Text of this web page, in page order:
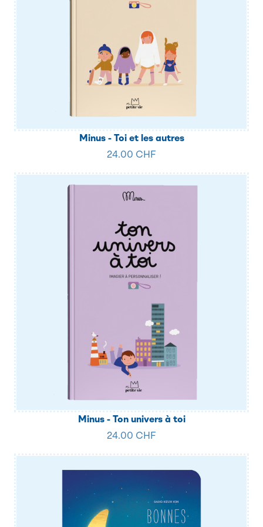
Minus - Toi et les autres
24.00 CHF
Minus - Ton univers à toi
24.00 CHF